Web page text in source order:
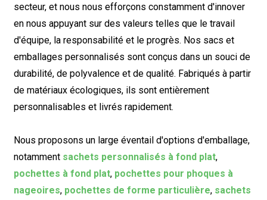
secteur, et nous nous efforçons constamment d'innover
en nous appuyant sur des valeurs telles que le travail
d'équipe, la responsabilité et le progrès. Nos sacs et
emballages personnalisés sont conçus dans un souci de
durabilité, de polyvalence et de qualité. Fabriqués à partir
de matériaux écologiques, ils sont entièrement
personnalisables et livrés rapidement.
Nous proposons un large éventail d'options d'emballage,
notamment sachets personnalisés à fond plat,
pochettes à fond plat, pochettes pour phoques à
nageoires, pochettes de forme particulière, sachets